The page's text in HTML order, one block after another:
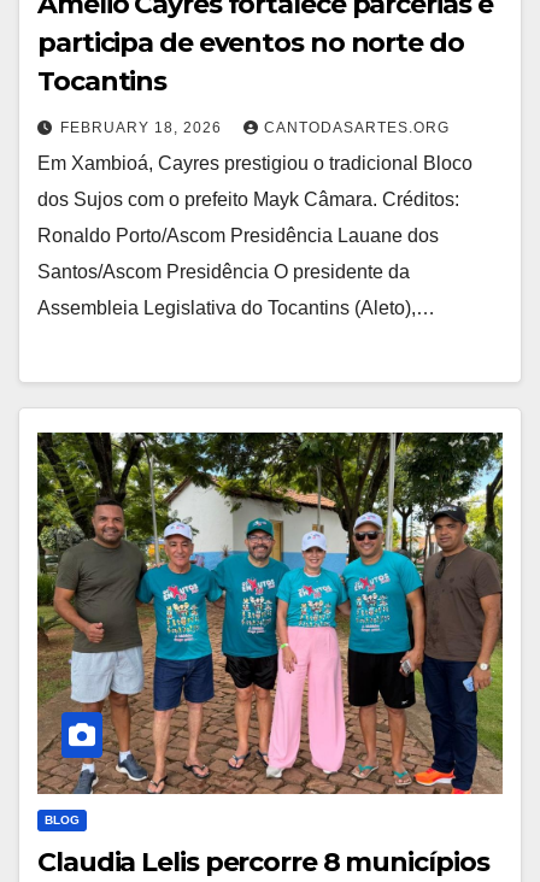
participa de eventos no norte do
Tocantins
FEBRUARY 18, 2026 CANTODASARTES.ORG
Em Xambioá, Cayres prestigiou o tradicional Bloco
dos Sujos com o prefeito Mayk Câmara. Créditos:
Ronaldo Porto/Ascom Presidência Lauane dos
Santos/Ascom Presidência O presidente da
Assembleia Legislativa do Tocantins (Aleto),…
BLOG
Claudia Lelis percorre 8 municípios